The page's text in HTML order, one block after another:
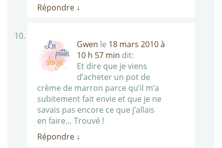
Répondre ↓
Gwen le 18 mars 2010 à
10 h 57 min dit:
Et dire que je viens
d’acheter un pot de
crème de marron parce qu’il m’a
subitement fait envie et que je ne
savais pas encore ce que j’allais
en faire… Trouvé !
Répondre ↓